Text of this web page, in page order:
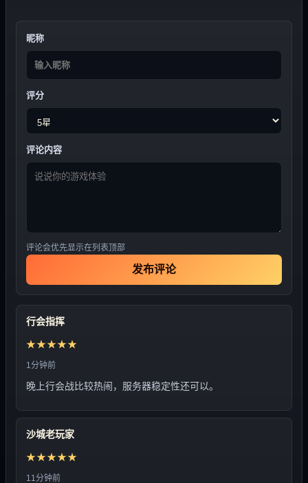
昵称
评分
评论内容
评论会优先显示在列表顶部
发布评论
行会指挥
★★★★★
1分钟前
晚上行会战比较热闹，服务器稳定性还可以。
沙城老玩家
★★★★★
11分钟前